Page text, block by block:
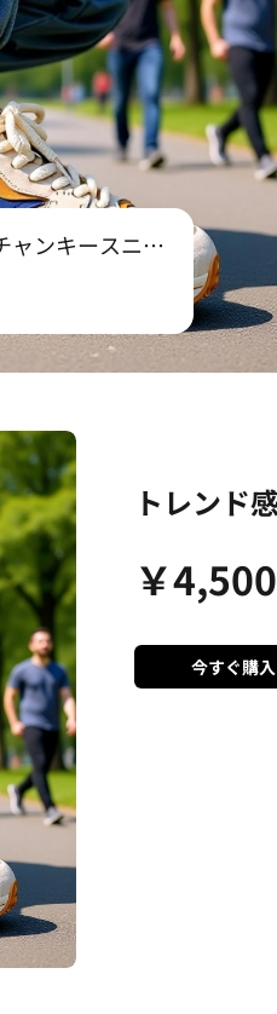
ャンキースニー
トレンド
￥4,500
今すぐ購入